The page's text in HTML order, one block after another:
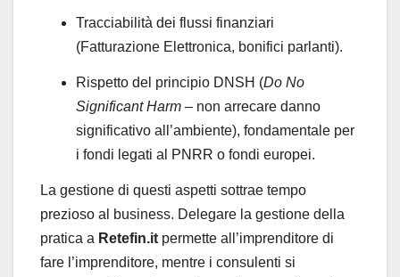
Tracciabilità dei flussi finanziari
(Fatturazione Elettronica, bonifici parlanti).
Rispetto del principio DNSH (Do No
Significant Harm – non arrecare danno
significativo all’ambiente), fondamentale per
i fondi legati al PNRR o fondi europei.
La gestione di questi aspetti sottrae tempo
prezioso al business. Delegare la gestione della
pratica a Retefin.it permette all’imprenditore di
fare l’imprenditore, mentre i consulenti si